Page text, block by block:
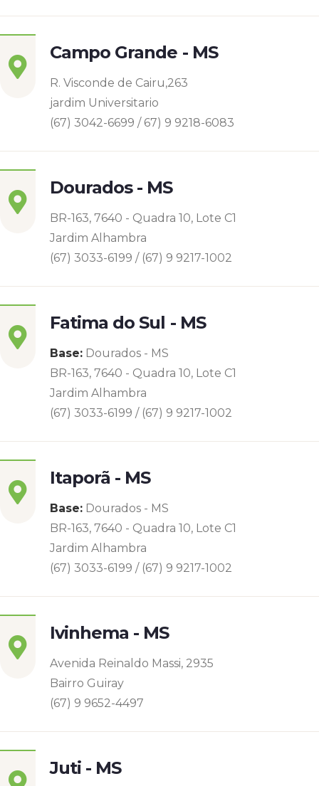
Campo Grande - MS
R. Visconde de Cairu,263
jardim Universitario
(67) 3042-6699 / 67) 9 9218-6083
Dourados - MS
BR-163, 7640 - Quadra 10, Lote C1
Jardim Alhambra
(67) 3033-6199 / (67) 9 9217-1002
Fatima do Sul - MS
Base: Dourados - MS
BR-163, 7640 - Quadra 10, Lote C1
Jardim Alhambra
(67) 3033-6199 / (67) 9 9217-1002
Itaporã - MS
Base: Dourados - MS
BR-163, 7640 - Quadra 10, Lote C1
Jardim Alhambra
(67) 3033-6199 / (67) 9 9217-1002
Ivinhema - MS
Avenida Reinaldo Massi, 2935
Bairro Guiray
(67) 9 9652-4497
Juti - MS